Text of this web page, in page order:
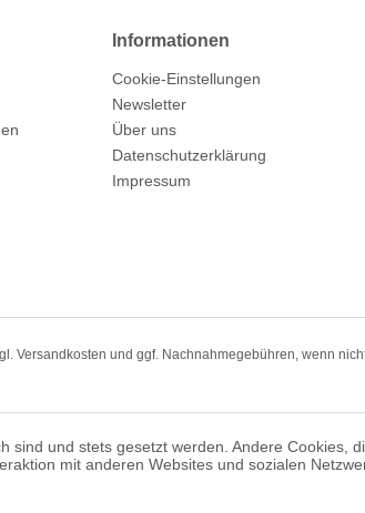
Informationen
Cookie-Einstellungen
Newsletter
Über uns
Datenschutzerklärung
Impressum
Versandkosten und ggf. Nachnahmegebühren, wenn
sind und stets gesetzt werden. Andere Cookies,
mit anderen Websites und sozialen